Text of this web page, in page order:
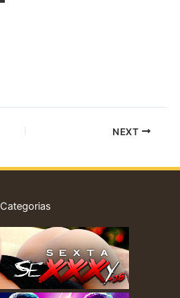
NEXT
Categorias